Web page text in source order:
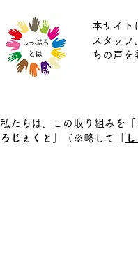
本サイト
スタッフ
ちの声を
私たちは、この取り組みを
ろじぇくと」
（※略して